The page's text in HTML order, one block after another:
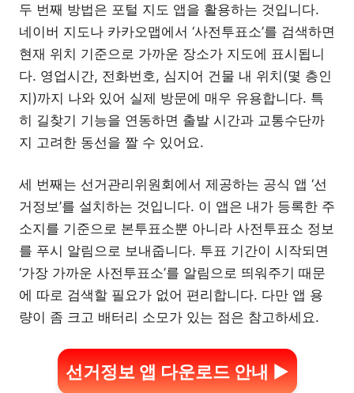
두 번째 방법은 포털 지도 앱을 활용하는 것입니다.
네이버 지도나 카카오맵에서 ‘사전투표소’를 검색하면
현재 위치 기준으로 가까운 장소가 지도에 표시됩니
다. 영업시간, 전화번호, 심지어 건물 내 위치(몇 층인
지)까지 나와 있어 실제 방문에 매우 유용합니다. 특
히 길찾기 기능을 연동하면 출발 시간과 교통수단까
지 고려한 동선을 짤 수 있어요.
세 번째는 선거관리위원회에서 제공하는 공식 앱 ‘선
거정보’를 설치하는 것입니다. 이 앱은 내가 등록한 주
소지를 기준으로 본투표소뿐 아니라 사전투표소 정보
를 푸시 알림으로 보내줍니다. 투표 기간이 시작되면
‘가장 가까운 사전투표소’를 알림으로 띄워주기 때문
에 따로 검색할 필요가 없어 편리합니다. 다만 앱 용
량이 좀 크고 배터리 소모가 있는 점은 참고하세요.
선거정보 앱 다운로드 안내 ▶